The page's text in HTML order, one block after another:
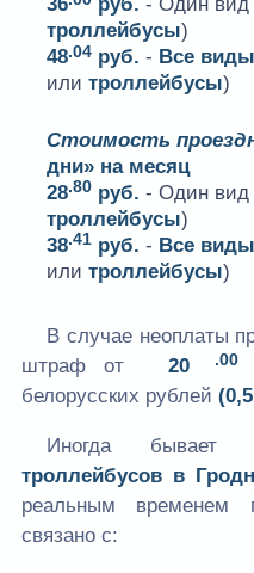
36
руб. - Один вид
троллейбусы)
48.04 руб. - Все
илитроллейбусы)
Стоимость
дни» на месяц
28.80 руб. - Один вид
троллейбусы)
38.41 руб. - Все виды
илитроллейбусы)
В случае неоплаты
штраф от
20 .00
белорусских рублей
Иногда
троллейбусов в
реальным временем
связано с: